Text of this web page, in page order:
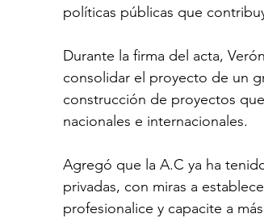
políticas públicas que
Durante la firma del acta,
consolidar el proyecto de un
construcción de proyectos
nacionales e internacionales.
Agregó que la A.C ya ha
privadas, con miras a
profesionalice y capacite a